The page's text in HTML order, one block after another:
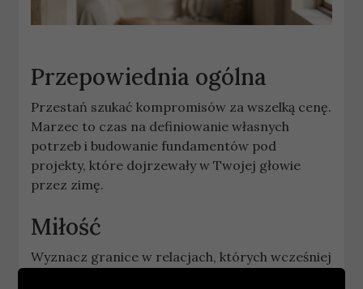
Przepowiednia ogólna
Przestań szukać kompromisów za wszelką cenę.
Marzec to czas na definiowanie własnych
potrzeb i budowanie fundamentów pod
projekty, które dojrzewały w Twojej głowie
przez zimę.
Miłość
Wyznacz granice w relacjach, których wcześniej